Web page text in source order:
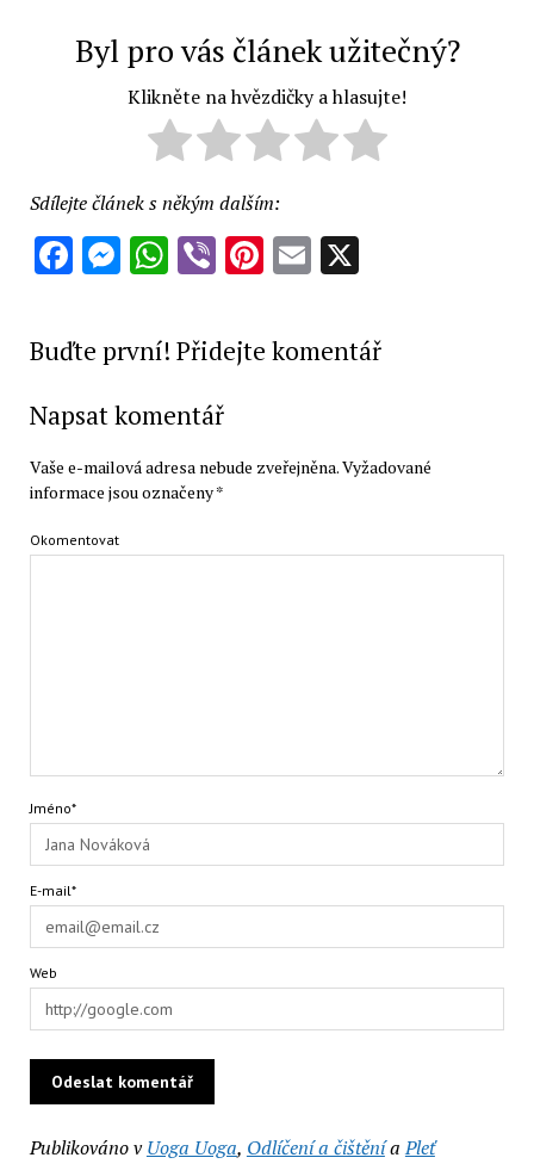
Byl pro vás článek užitečný?
Klikněte na hvězdičky a hlasujte!
Sdílejte článek s někým dalším:
Facebook
Messenger
WhatsApp
ViberPinterest
Email
X
Buďte první! Přidejte komentář
Napsat komentář
Vaše e-mailová adresa nebude zveřejněna.Vyžadované
informace jsou označeny*
Okomentovat
Jméno*
E-mail*
Web
Publikováno v Uoga Uoga, Odlíčení a čištěníaPleť